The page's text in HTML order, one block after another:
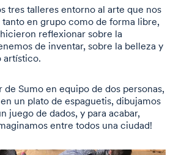
tres talleres entorno al arte que nos
en grupo como de forma libre,
reflexionar sobre la
de inventar, sobre la belleza y
artístico.
Sumo en equipo de dos personas,
un plato de espaguetis, dibujamos
juego de dados, y para acabar,
entre todos una ciudad!